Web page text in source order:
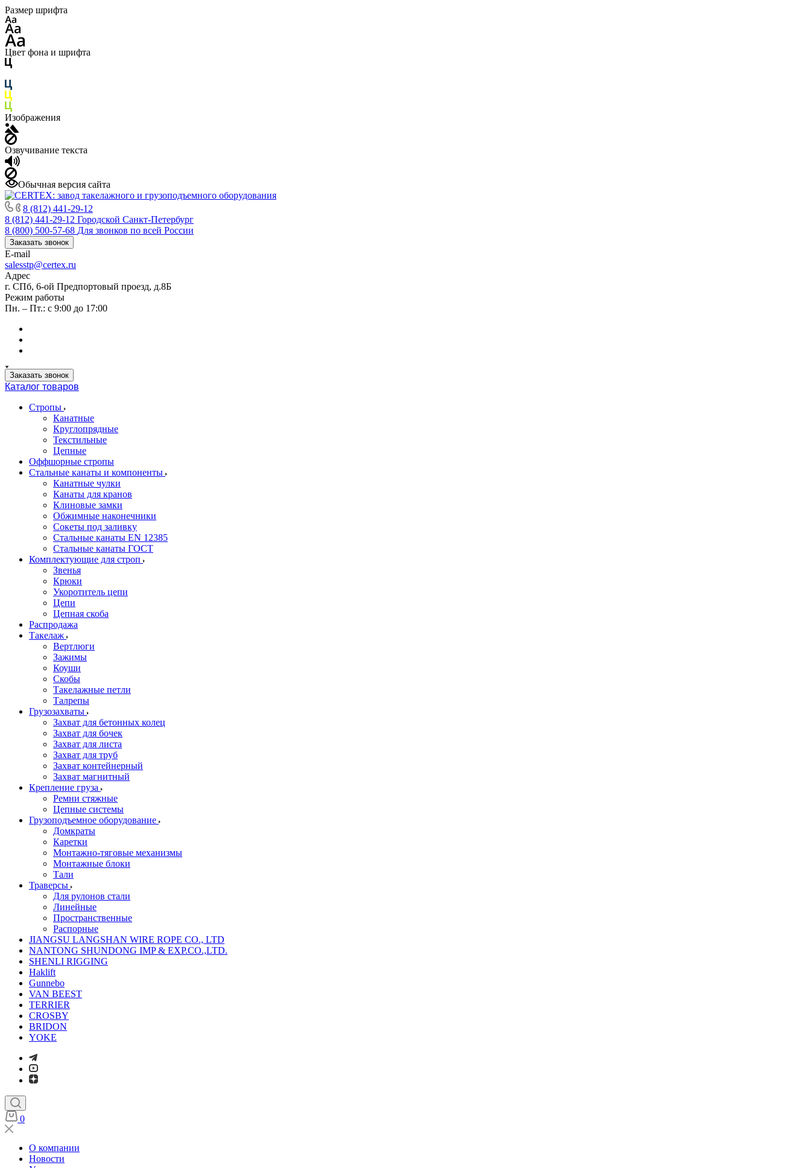
Размер шрифта
Цвет фона и шрифта
Изображения
Озвучивание текста
Обычная версия сайта
8 (812) 441-29-12
8 (812) 441-29-12 Городской Санкт-Петербург
8 (800) 500-57-68 Для звонков по всей России
Заказать звонок
E-mail
salesstp@certex.ru
Адрес
г. СПб, 6-ой Предпортовый проезд, д.8Б
Режим работы
Пн. – Пт.: с 9:00 до 17:00
Заказать звонок
Каталог товаров
Стропы
Канатные
Круглопрядные
Текстильные
Цепные
Оффшорные стропы
Стальные канаты и компоненты
Канатные чулки
Канаты для кранов
Клиновые замки
Обжимные наконечники
Сокеты под заливку
Стальные канаты EN 12385
Стальные канаты ГОСТ
Комплектующие для строп
Звенья
Крюки
Укоротитель цепи
Цепи
Цепная скоба
Распродажа
Такелаж
Вертлюги
Зажимы
Коуши
Скобы
Такелажные петли
Талрепы
Грузозахваты
Захват для бетонных колец
Захват для бочек
Захват для листа
Захват для труб
Захват контейнерный
Захват магнитный
Крепление груза
Ремни стяжные
Цепные системы
Грузоподъемное оборудование
Домкраты
Каретки
Монтажно-тяговые механизмы
Монтажные блоки
Тали
Траверсы
Для рулонов стали
Линейные
Пространственные
Распорные
JIANGSU LANGSHAN WIRE ROPE CO., LTD
NANTONG SHUNDONG IMP & EXP.CO.,LTD.
SHENLI RIGGING
Haklift
Gunnebo
VAN BEEST
TERRIER
CROSBY
BRIDON
YOKE
0
О компании
Новости